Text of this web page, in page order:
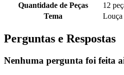
Quantidade de Peças
12
Tema
Perguntas e Respostas
Nenhuma pergunta foi feita